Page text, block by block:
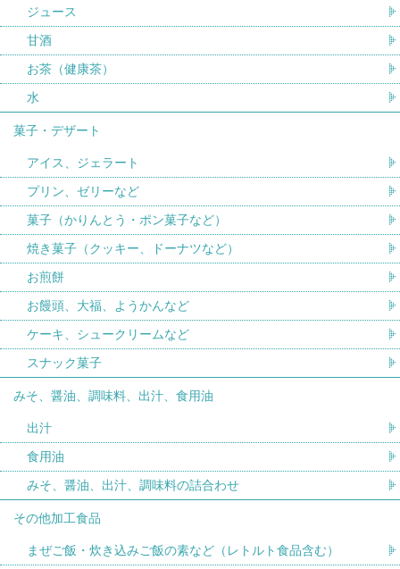
ジュース
甘酒
お茶（健康茶）
水
菓子・デザート
アイス、ジェラート
プリン、ゼリーなど
菓子（かりんとう・ポン菓子など）
焼き菓子（クッキー、ドーナツなど）
お煎餅
お饅頭、大福、ようかんなど
ケーキ、シュークリームなど
スナック菓子
みそ、醤油、調味料、出汁、食用油
出汁
食用油
みそ、醤油、出汁、調味料の詰合わせ
その他加工食品
まぜご飯・炊き込みご飯の素など（レトルト食品含む）